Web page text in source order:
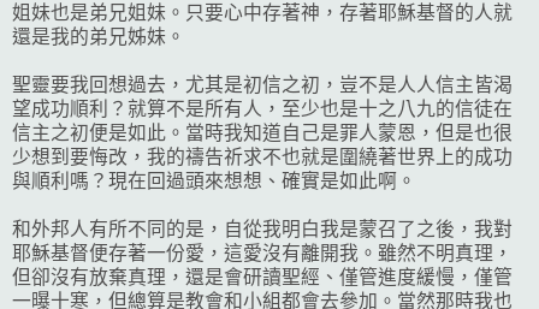
姐妹也是弟兄姐妹。只要心中存著神，存著耶穌基督的人就
還是我的弟兄姊妹。
聖靈要我回想過去，尤其是初信之初，豈不是人人信主皆渴
望成功順利？就算不是所有人，至少也是十之八九的信徒在
信主之初便是如此。當時我知道自己是罪人蒙恩，但是也很
少想到要悔改，我的禱告祈求不也就是圍繞著世界上的成功
與順利嗎？現在回過頭來想想、確實是如此啊。
和外邦人有所不同的是，自從我明白我是蒙召了之後，我對
耶穌基督便存著一份愛，這愛沒有離開我。雖然不明真理，
但卻沒有放棄真理，還是會研讀聖經、僅管進度緩慢，僅管
一曝十寒，但總算是教會和小組都會去參加。當然那時我也